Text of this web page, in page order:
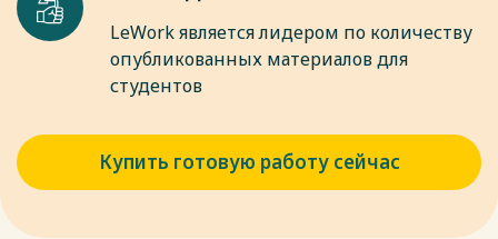
LeWork является лидером по количеству
опубликованных материалов для
студентов
Купить готовую работу сейчас